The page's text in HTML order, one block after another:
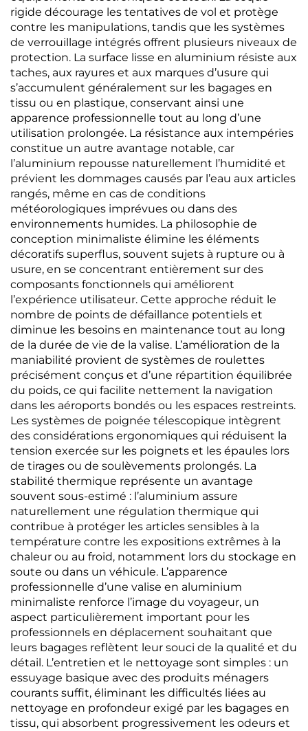
rigide décourage les tentatives de vol et protège
contre les manipulations, tandis que les systèmes
de verrouillage intégrés offrent plusieurs niveaux de
protection. La surface lisse en aluminium résiste aux
taches, aux rayures et aux marques d’usure qui
s’accumulent généralement sur les bagages en
tissu ou en plastique, conservant ainsi une
apparence professionnelle tout au long d’une
utilisation prolongée. La résistance aux intempéries
constitue un autre avantage notable, car
l’aluminium repousse naturellement l’humidité et
prévient les dommages causés par l’eau aux articles
rangés, même en cas de conditions
météorologiques imprévues ou dans des
environnements humides. La philosophie de
conception minimaliste élimine les éléments
décoratifs superflus, souvent sujets à rupture ou à
usure, en se concentrant entièrement sur des
composants fonctionnels qui améliorent
l’expérience utilisateur. Cette approche réduit le
nombre de points de défaillance potentiels et
diminue les besoins en maintenance tout au long
de la durée de vie de la valise. L’amélioration de la
maniabilité provient de systèmes de roulettes
précisément conçus et d’une répartition équilibrée
du poids, ce qui facilite nettement la navigation
dans les aéroports bondés ou les espaces restreints.
Les systèmes de poignée télescopique intègrent
des considérations ergonomiques qui réduisent la
tension exercée sur les poignets et les épaules lors
de tirages ou de soulèvements prolongés. La
stabilité thermique représente un avantage
souvent sous-estimé : l’aluminium assure
naturellement une régulation thermique qui
contribue à protéger les articles sensibles à la
température contre les expositions extrêmes à la
chaleur ou au froid, notamment lors du stockage en
soute ou dans un véhicule. L’apparence
professionnelle d’une valise en aluminium
minimaliste renforce l’image du voyageur, un
aspect particulièrement important pour les
professionnels en déplacement souhaitant que
leurs bagages reflètent leur souci de la qualité et du
détail. L’entretien et le nettoyage sont simples : un
essuyage basique avec des produits ménagers
courants suffit, éliminant les difficultés liées au
nettoyage en profondeur exigé par les bagages en
tissu, qui absorbent progressivement les odeurs et